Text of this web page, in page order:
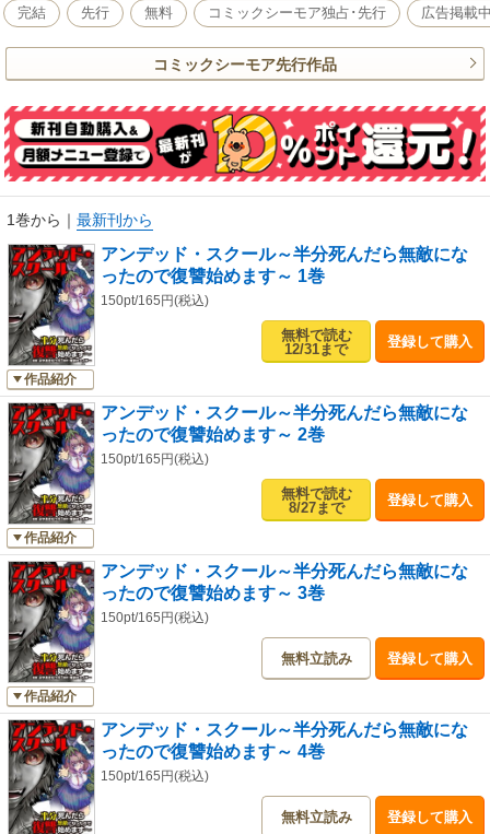
で溢れていた。しかし、なぜか明信だけがゾンビ耐性を持っていて……。
強靭な身体を手に入れ「人間」でなくなった明信は、「化け物」のような
悪魔達への復讐を決意する。
完結 先行 無料 コミックシーモア独占･先行 広告掲載
コミックシーモア先行作品
1巻から ｜ 最新刊から
作品紹介
アンデッド・スクール～半分死んだら無敵にな
ったので復讐始めます～ 1巻
150pt/165円(税込)
無料で読む
12/31まで
登録して購入
作品紹介
アンデッド・スクール～半分死んだら無敵にな
ったので復讐始めます～ 2巻
150pt/165円(税込)
無料で読む
8/27まで
登録して購入
作品紹介
アンデッド・スクール～半分死んだら無敵にな
ったので復讐始めます～ 3巻
150pt/165円(税込)
無料立読み 登録して購入
アンデッド・スクール～半分死んだら無敵にな
ったので復讐始めます～ 4巻
150pt/165円(税込)
無料立読み 登録して購入